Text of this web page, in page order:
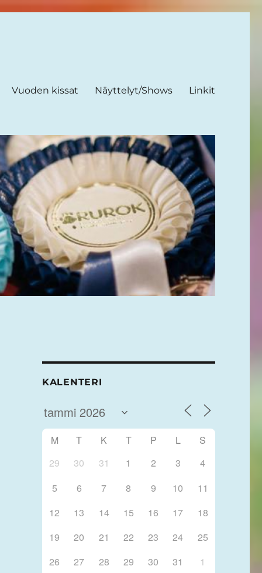
Vuoden kissat Näyttelyt/Shows Linkit
KALENTERI
M T K T P L
S
29
30 31 1 2 3
4
5
6 7 8 9 10
11
12
13 14 15 16 17
18
19
20 21 22 23 24
25
26
27 28 29 30 31 1